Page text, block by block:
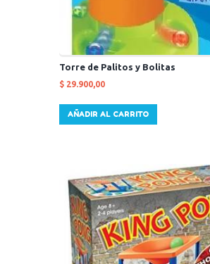
Torre de Palitos y Bolitas
$ 29.900,00
AÑADIR AL CARRITO